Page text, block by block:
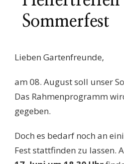
Sommerfest
Lieben Gartenfreunde,
am 08. August soll unser
Das Rahmenprogramm
gegeben.
Doch es bedarf noch an
Fest stattfinden zu lassen.